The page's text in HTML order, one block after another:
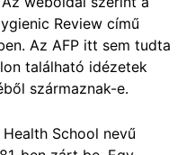
Review című
Az AFP itt sem tudta
található idézetek
származnak-e.
School nevű